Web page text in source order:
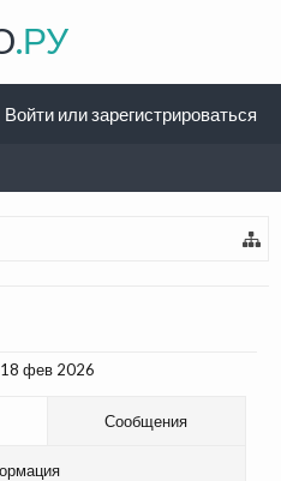
18 фев 2026
Сообщения
.РУ
Войти или зарегистрироваться